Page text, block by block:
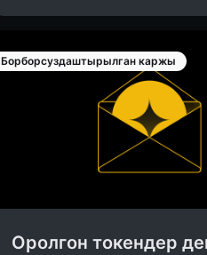
Борборсуздаштырылган каржы
Оролгон токендер